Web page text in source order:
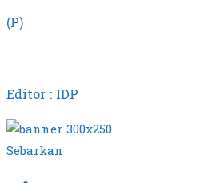
(P)
Editor : IDP
Sebarkan